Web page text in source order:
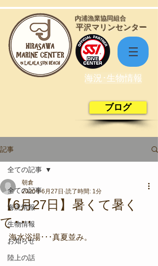
​平沢マリンセンター
​内浦漁業協同組合
海況･生物情報
ブログ
記事
全ての記事
海況情報
生物情報
お知らせ
陸上の話
全ての記事
【6月27日】暑くて暑く
て･･･
朝倉
2020年6月27日 読了時間: 1分
海水浴場･･･真夏並み。